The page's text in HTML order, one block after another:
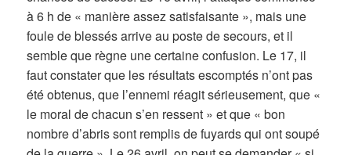
à 6 h de « manière assez satisfaisante », mais une
foule de blessés arrive au poste de secours, et il
semble que règne une certaine confusion. Le 17, il
faut constater que les résultats escomptés n’ont pas
été obtenus, que l’ennemi réagit sérieusement, que «
le moral de chacun s’en ressent » et que « bon
nombre d’abris sont remplis de fuyards qui ont soupé